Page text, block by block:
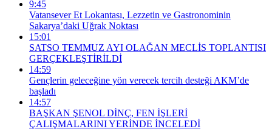
9:45
Vatansever Et Lokantası, Lezzetin ve Gastronominin
Sakarya’daki Uğrak Noktası
15:01
SATSO TEMMUZ AYI OLAĞAN MECLİS TOPLANTISI
GERÇEKLEŞTİRİLDİ
14:59
Gençlerin geleceğine yön verecek tercih desteği AKM’de
başladı
14:57
BAŞKAN ŞENOL DİNÇ, FEN İŞLERİ
ÇALIŞMALARINI YERİNDE İNCELEDİ